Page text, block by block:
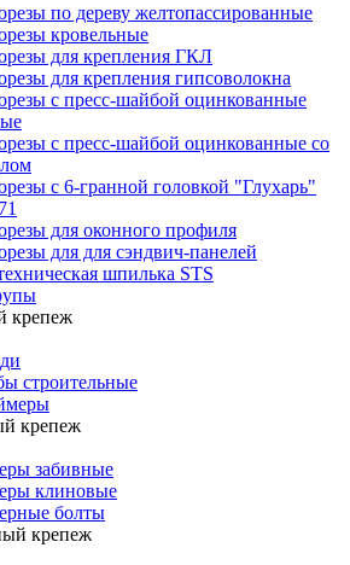
по дереву желтопассированные
кровельные
для крепления ГКЛ
для крепления гипсоволокна
с пресс-шайбой оцинкованные
с пресс-шайбой оцинкованные со
с 6-гранной головкой "Глухарь"
для оконного профиля
для для сэндвич-панелей
шпилька STS
крепеж
строительные
крепеж
забивные
клиновые
болты
крепеж